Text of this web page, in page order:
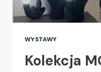
WYSTAWY
Kolekcja